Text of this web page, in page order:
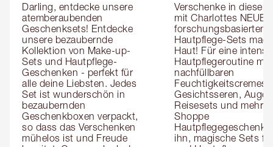
Darling, entdecke unsere
atemberaubenden
Geschenksets! Entdecke
unsere bezaubernde
Kollektion von Make-up-
Sets und Hautpflege-
Geschenken - perfekt für
alle deine Liebsten. Jedes
Set ist wunderschön in
bezaubernden
Geschenkboxen verpackt,
so dass das Verschenken
mühelos ist und Freude
Verschenke in dieser
mit Charlottes NEUEN
forschungsbasierten
Hautpflege-Sets
Haut! Für eine
Hautpflegeroutine mit
nachfüllbaren
Feuchtigkeitscremes,
Gesichtsseren,
Reisesets und mehr!
Shoppe
ihn, magische Sets